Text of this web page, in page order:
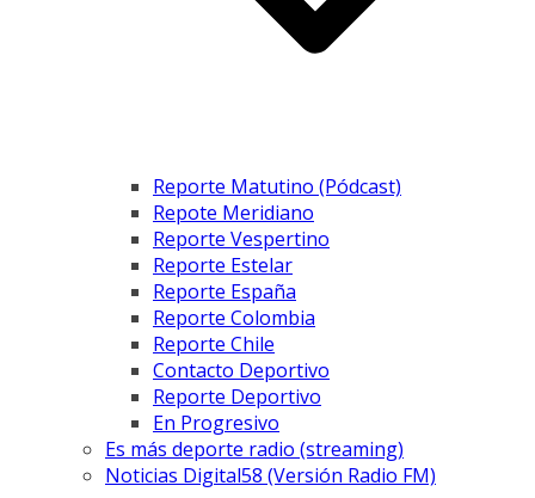
Reporte Matutino (Pódcast)
Repote Meridiano
Reporte Vespertino
Reporte Estelar
Reporte España
Reporte Colombia
Reporte Chile
Contacto Deportivo
Reporte Deportivo
En Progresivo
Es más deporte radio (streaming)
Noticias Digital58 (Versión Radio FM)